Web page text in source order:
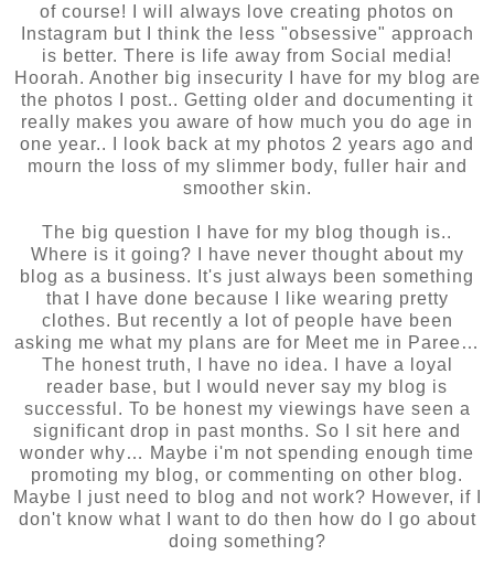
of course! I will always love creating photos on
Instagram but I think the less "obsessive" approach
is better. There is life away from Social media!
Hoorah. Another big insecurity I have for my blog are
the photos I post.. Getting older and documenting it
really makes you aware of how much you do age in
one year.. I look back at my photos 2 years ago and
mourn the loss of my slimmer body, fuller hair and
smoother skin.
The big question I have for my blog though is..
Where is it going? I have never thought about my
blog as a business. It's just always been something
that I have done because I like wearing pretty
clothes. But recently a lot of people have been
asking me what my plans are for Meet me in Paree…
The honest truth, I have no idea. I have a loyal
reader base, but I would never say my blog is
successful. To be honest my viewings have seen a
significant drop in past months. So I sit here and
wonder why… Maybe i'm not spending enough time
promoting my blog, or commenting on other blog.
Maybe I just need to blog and not work? However, if I
don't know what I want to do then how do I go about
doing something?